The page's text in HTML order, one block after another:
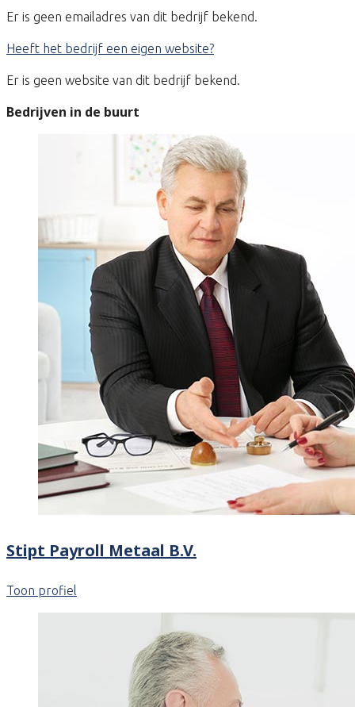
Er is geen emailadres van dit bedrijf bekend.
Heeft het bedrijf een eigen website?
Er is geen website van dit bedrijf bekend.
Bedrijven in de buurt
Stipt Payroll Metaal B.V.
Toon profiel